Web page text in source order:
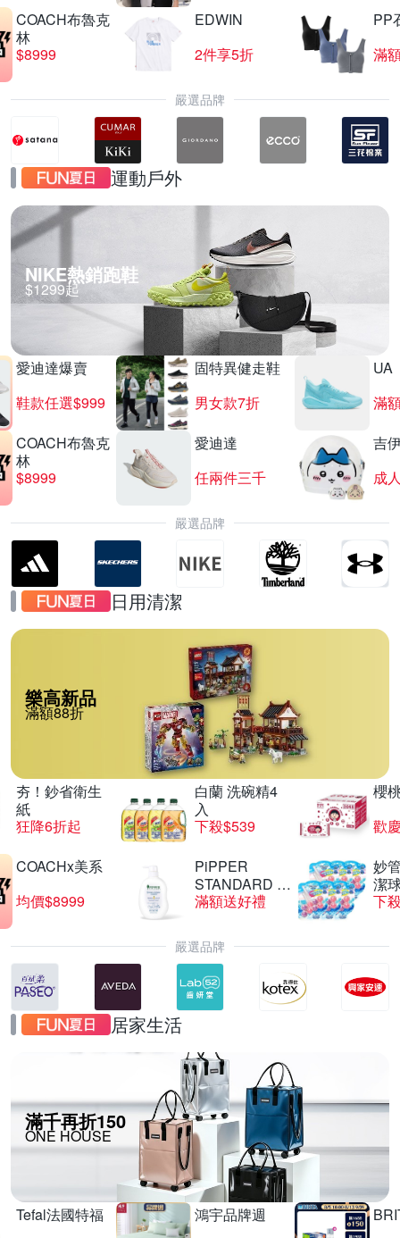
COACH布魯克
林
$8999
EDWIN
2件享5折
PP
滿
嚴選品牌
運動戶外
NIKE熱銷跑鞋
$1299起
愛迪達爆賣
鞋款任選$999
固特異健走鞋
男女款7折
UA
滿
COACH布魯克
林
$8999
愛迪達
任兩件三千
吉
嚴選品牌
日用清潔
樂高新品
滿額88折
夯！鈔省衛生
紙
狂降6折起
白蘭 洗碗精4
入
下殺$539
櫻
歡
COACHx美系
均價$8999
PiPPER
STANDARD 沛
柏
滿額送好禮
妙
潔
下
嚴選品牌
居家生活
滿千再折150
ONE HOUSE
Tefal法國特福
鴻宇品牌週